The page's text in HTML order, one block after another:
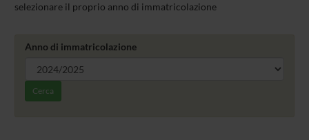
selezionare il proprio anno di immatricolazione
Anno di immatricolazione
Cerca